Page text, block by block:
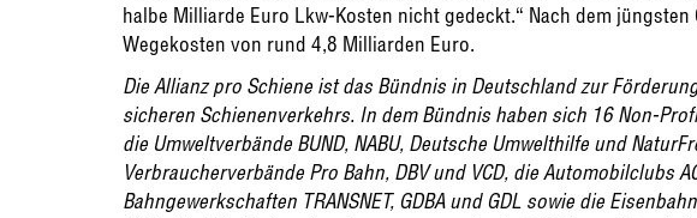
halbe Milliarde Euro Lkw-Kosten nicht gedeckt.“ Nach dem
Wegekosten von rund 4,8 Milliarden Euro.
Die Allianz pro Schiene ist das Bündnis in Deutschland zur
sicheren Schienenverkehrs. In dem Bündnis haben sich 16 Non-
die Umweltverbände BUND, NABU, Deutsche Umwelthilfe und
Verbraucherverbände Pro Bahn, DBV und VCD, die Automobilclubs
Bahngewerkschaften TRANSNET, GDBA und GDL sowie die